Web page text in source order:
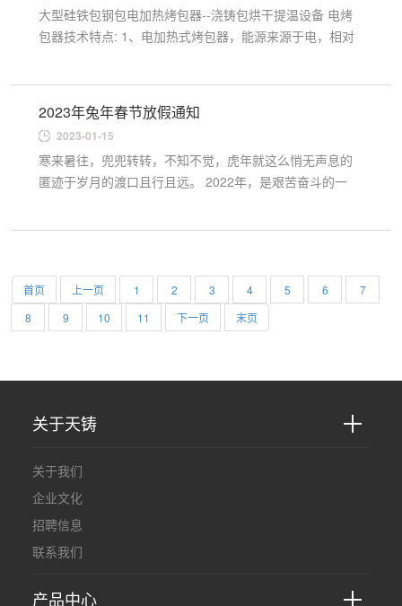
大型硅铁包钢包电加热烤包器--浇铸包烘干提温设备 电烤
包器技术特点: 1、电加热式烤包器，能源来源于电，相对
2023年兔年春节放假通知
2023-01-15
寒来暑往，兜兜转转，不知不觉，虎年就这么悄无声息的
匿迹于岁月的渡口且行且远。 2022年，是艰苦奋斗的一
首页 上一页 1 2 3 4 5 6
7
8
9 10 11 下一页 末页
关于天铸
关于我们
企业文化
招聘信息
联系我们
产品中心